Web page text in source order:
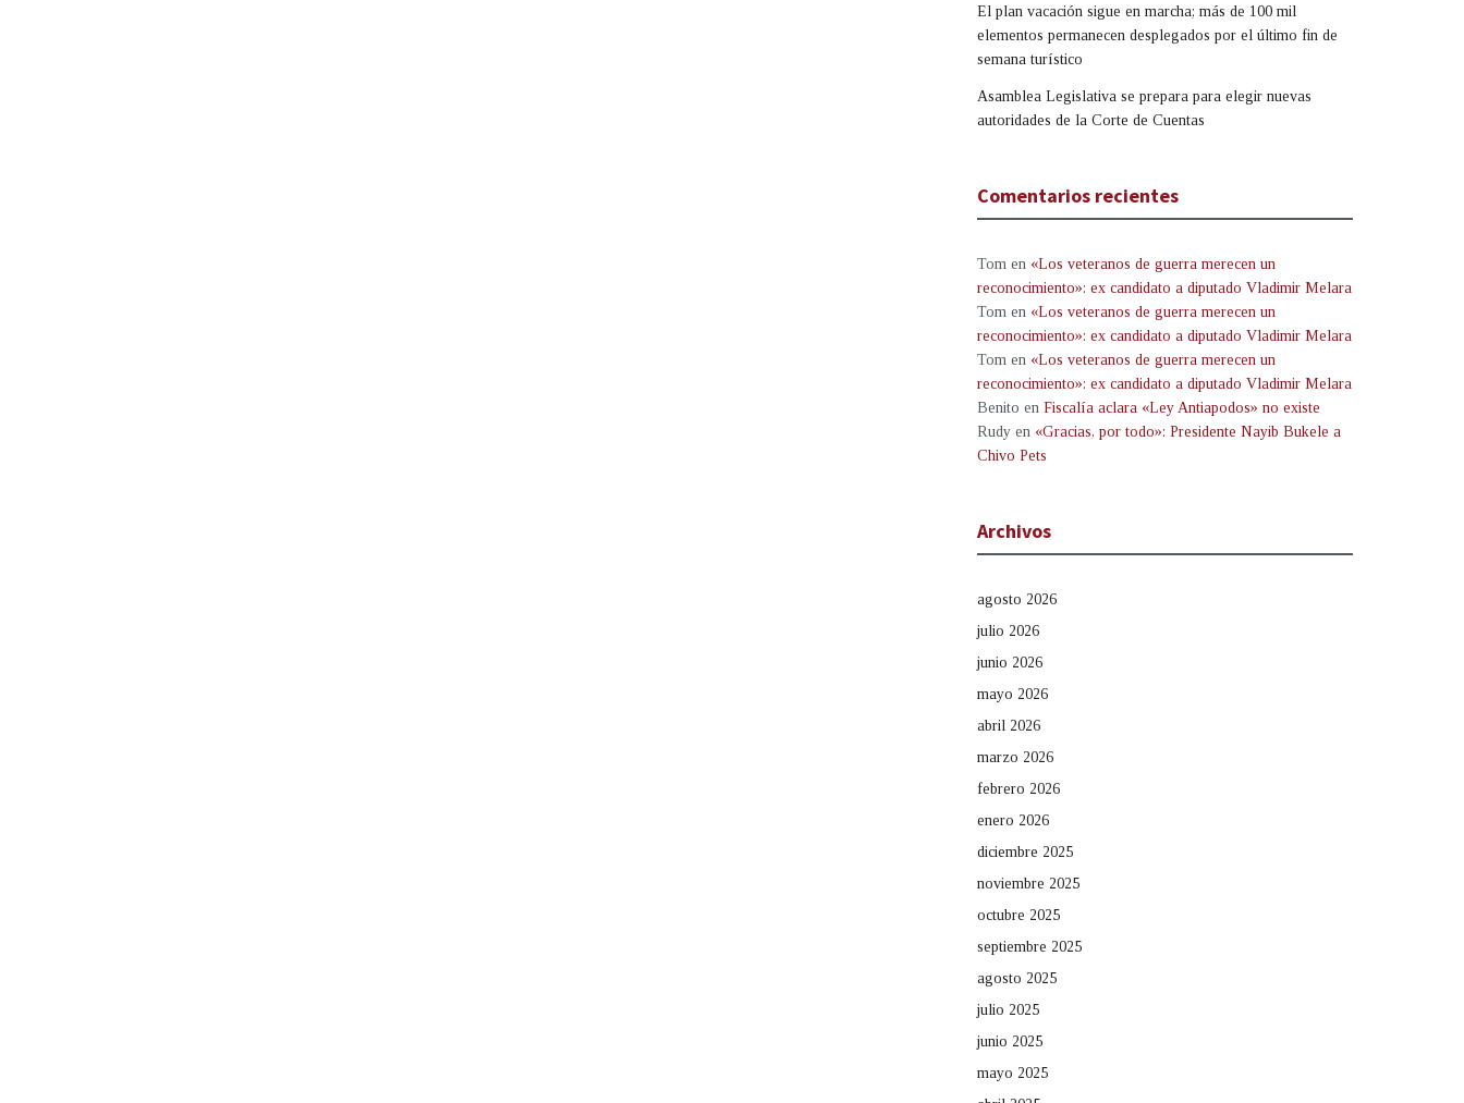
El plan vacación sigue en marcha; más de 100 mil
elementos permanecen desplegados por el último fin de
semana turístico
Asamblea Legislativa se prepara para elegir nuevas
autoridades de la Corte de Cuentas
Comentarios recientes
Tom en «Los veteranos de guerra merecen un
reconocimiento»: ex candidato a diputado Vladimir Melara
Tom en «Los veteranos de guerra merecen un
reconocimiento»: ex candidato a diputado Vladimir Melara
Tom en «Los veteranos de guerra merecen un
reconocimiento»: ex candidato a diputado Vladimir Melara
Benito en Fiscalía aclara «Ley Antiapodos» no existe
Rudy en «Gracias, por todo»: Presidente Nayib Bukele a
Chivo Pets
Archivos
agosto 2026
julio 2026
junio 2026
mayo 2026
abril 2026
marzo 2026
febrero 2026
enero 2026
diciembre 2025
noviembre 2025
octubre 2025
septiembre 2025
agosto 2025
julio 2025
junio 2025
mayo 2025